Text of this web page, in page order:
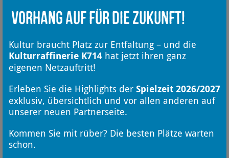
Vorhang auf für die Zukunft!
Kultur braucht Platz zur Entfaltung – und die
Kulturraffinerie K714 hat jetzt ihren ganz
eigenen Netzauftritt!
Erleben Sie die Highlights der Spielzeit 2026/2027
exklusiv, übersichtlich und vor allen anderen auf
unserer neuen Partnerseite.
Kommen Sie mit rüber? Die besten Plätze warten
schon.